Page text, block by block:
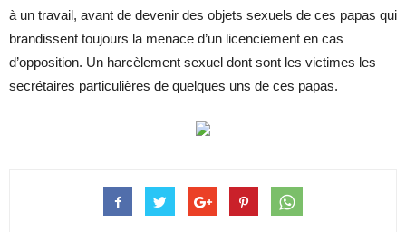
à un travail, avant de devenir des objets sexuels de ces papas qui
brandissent toujours la menace d’un licenciement en cas
d’opposition. Un harcèlement sexuel dont sont les victimes les
secrétaires particulières de quelques uns de ces papas.